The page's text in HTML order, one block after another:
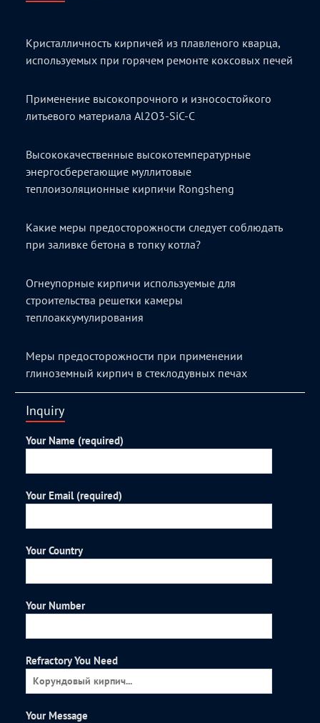
Кристалличность кирпичей из плавленого кварца,
используемых при горячем ремонте коксовых печей
Применение высокопрочного и износостойкого
литьевого материала Al2O3-SiC-C
Высококачественные высокотемпературные
энергосберегающие муллитовые
теплоизоляционные кирпичи Rongsheng
Какие меры предосторожности следует соблюдать
при заливке бетона в топку котла?
Огнеупорные кирпичи используемые для
строительства решетки камеры
теплоаккумулирования
Меры предосторожности при применении
глиноземный кирпич в стеклодувных печах
Inquiry
Your Name (required)
Your Email (required)
Your Country
Your Number
Refractory You Need
Your Message